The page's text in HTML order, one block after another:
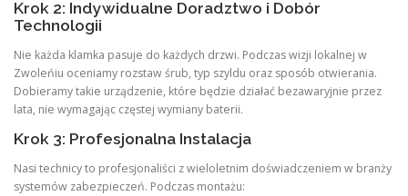
Krok 2: Indywidualne Doradztwo i Dobór
Technologii
Nie każda klamka pasuje do każdych drzwi. Podczas wizji lokalnej w
Zwoleńiu oceniamy rozstaw śrub, typ szyldu oraz sposób otwierania.
Dobieramy takie urządzenie, które będzie działać bezawaryjnie przez
lata, nie wymagając częstej wymiany baterii.
Krok 3: Profesjonalna Instalacja
Nasi technicy to profesjonaliści z wieloletnim doświadczeniem w branży
systemów zabezpieczeń. Podczas montażu: